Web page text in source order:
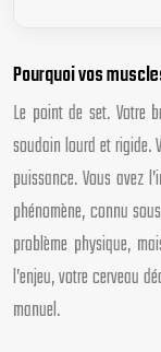
Pourquoi vos
Le point de set. Votre
soudain lourd et rigide.
puissance. Vous avez
phénomène, connu
problème physique,
l’enjeu, votre cerveau
manuel.